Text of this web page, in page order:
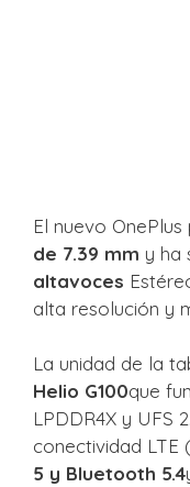
El nuevo
de 7.39 mm y ha
altavoces
alta resolución y
La unidad de la
Helio G100que
LPDDR4X y UFS
conectividad LTE
5 y Bluetooth 5.4